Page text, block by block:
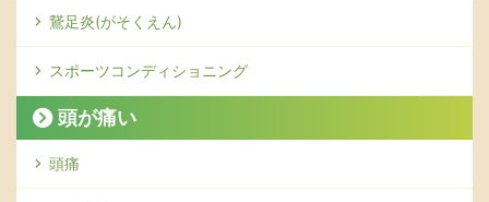
鵞足炎(がそくえん)
スポーツコンディショニング
頭が痛い
頭痛